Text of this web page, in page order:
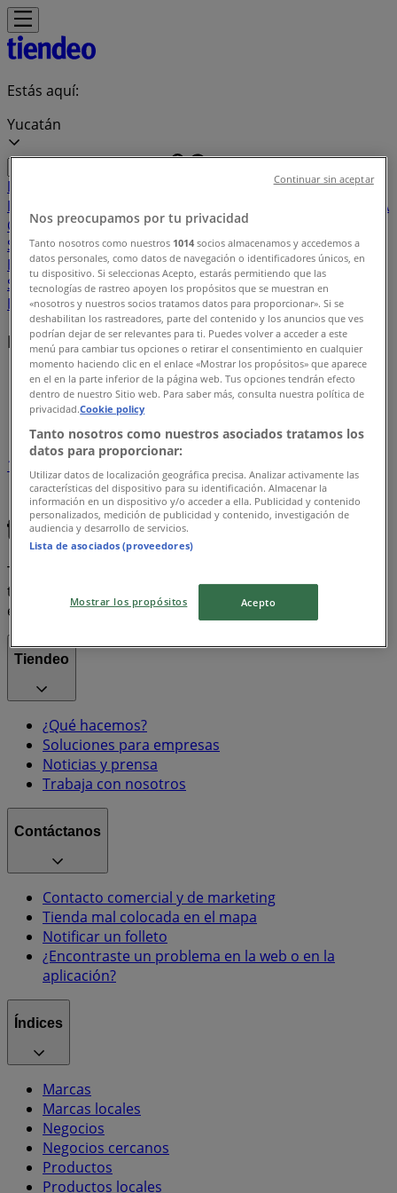
Estás aquí:
Yucatán
Destacados
Departamentales
El Regreso A
Clases HogarFarmacias y
SaludElectrónicaFerreteríasSalud y
BellezaRestaurantesAutosBancos y
ServiciosDeporteLibrerías y PapeleríasOcioNiños
EntretenimientoÓpticas
Marcas locales
Tiendeo en Yucatán»
Índice marcas
1
iphone
Coca Cola Misoprostol
Tiendeo forma parte de Shopfully, la empresa
tecnológica que está reinventando las compras locales
en todo el mundo.
Tiendeo
¿Qué hacemos?
Soluciones para empresas
Noticias y prensa
Trabaja con nosotros
Contáctanos
Contacto comercial y de marketing
Tienda mal colocada en el mapa
Notificar un folleto
¿Encontraste un problema en la web o en la
aplicación?
Índices
Marcas
Marcas locales
Negocios
Negocios cercanos
Productos
Productos locales
Nos preocupamos por tu privacidad
Tanto nosotros como nuestros 1014 socios almacenamos y accedemos a
datos personales, como datos de navegación o identificadores únicos, en
tu dispositivo. Si seleccionas Acepto, estarás permitiendo que las
tecnologías de rastreo apoyen los propósitos que se muestran en
«nosotros y nuestros socios tratamos datos para proporcionar». Si se
deshabilitan los rastreadores, parte del contenido y los anuncios que ves
podrían dejar de ser relevantes para ti. Puedes volver a acceder a este
menú para cambiar tus opciones o retirar el consentimiento en cualquier
momento haciendo clic en el enlace «Mostrar los propósitos» que aparece
en el en la parte inferior de la página web. Tus opciones tendrán efecto
dentro de nuestro Sitio web. Para saber más, consulta nuestra política de
privacidad.Cookie policy
Tanto nosotros como nuestros asociados tratamos los
datos para proporcionar:
Utilizar datos de localización geográfica precisa. Analizar activamente las
características del dispositivo para su identificación. Almacenar la
información en un dispositivo y/o acceder a ella. Publicidad y contenido
personalizados, medición de publicidad y contenido, investigación de
audiencia y desarrollo de servicios.
Lista de asociados (proveedores)
Mostrar los propósitos Acepto
Continuar sin aceptar